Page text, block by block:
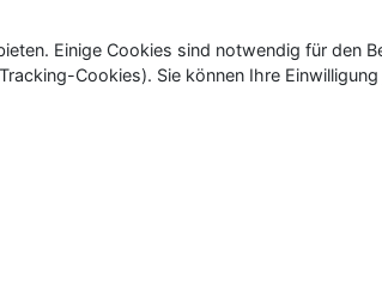
Einige Cookies sind notwendig für den
Cookies). Sie können Ihre